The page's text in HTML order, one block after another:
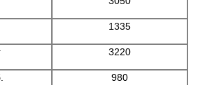
1335
3220
980